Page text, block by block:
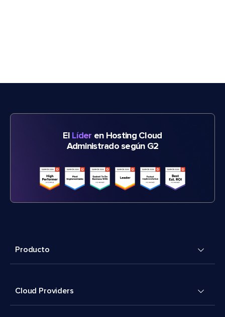
El Líder en Hosting Cloud
Administrado según G2
Producto
Cloud Providers